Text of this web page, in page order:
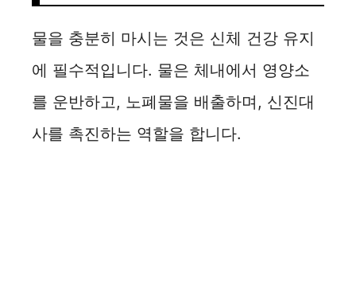
물을 충분히 마시는 것은 신체 건강 유지
에 필수적입니다. 물은 체내에서 영양소
를 운반하고, 노폐물을 배출하며, 신진대
사를 촉진하는 역할을 합니다.